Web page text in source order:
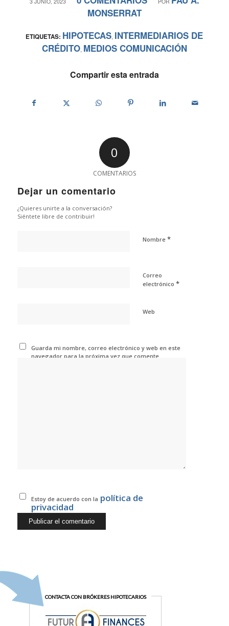
MONSERRAT
ETIQUETAS: HIPOTECAS, INTERMEDIARIOS DE
CRÉDITO, MEDIOS COMUNICACIÓN
Compartir esta entrada
0
COMENTARIOS
Dejar un comentario
¿Quieres unirte a la conversación?
Siéntete libre de contribuir!
Nombre *
Correo
electrónico *
Web
Guarda mi nombre, correo electrónico y web en este
navegador para la próxima vez que comente.
Estoy de acuerdo con la política de
privacidad